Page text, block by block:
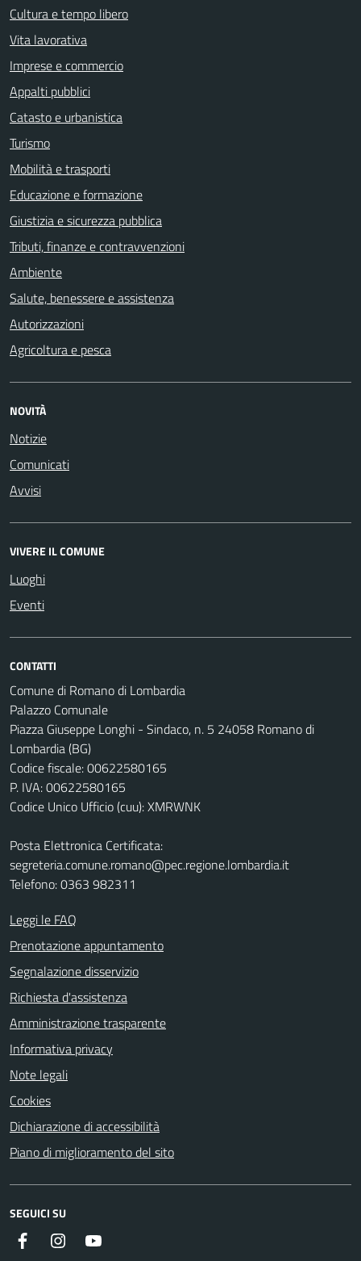
Cultura e tempo libero
Vita lavorativa
Imprese e commercio
Appalti pubblici
Catasto e urbanistica
Turismo
Mobilità e trasporti
Educazione e formazione
Giustizia e sicurezza pubblica
Tributi, finanze e contravvenzioni
Ambiente
Salute, benessere e assistenza
Autorizzazioni
Agricoltura e pesca
NOVITÀ
Notizie
Comunicati
Avvisi
VIVERE IL COMUNE
Luoghi
Eventi
CONTATTI
Comune di Romano di Lombardia
Palazzo Comunale
Piazza Giuseppe Longhi - Sindaco, n. 5 24058 Romano di
Lombardia (BG)
Codice fiscale: 00622580165
P. IVA: 00622580165
Codice Unico Ufficio (cuu): XMRWNK
Posta Elettronica Certificata:
segreteria.comune.romano@pec.regione.lombardia.it
Telefono: 0363 982311
Leggi le FAQ
Prenotazione appuntamento
Segnalazione disservizio
Richiesta d'assistenza
Amministrazione trasparente
Informativa privacy
Note legali
Cookies
Dichiarazione di accessibilità
Piano di miglioramento del sito
SEGUICI SU
Facebook Instagram